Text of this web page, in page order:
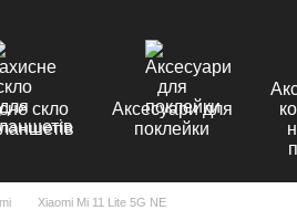
скло
Аксесуари для
поклейки
Xiaomi Mi 11 Lite 5G NE